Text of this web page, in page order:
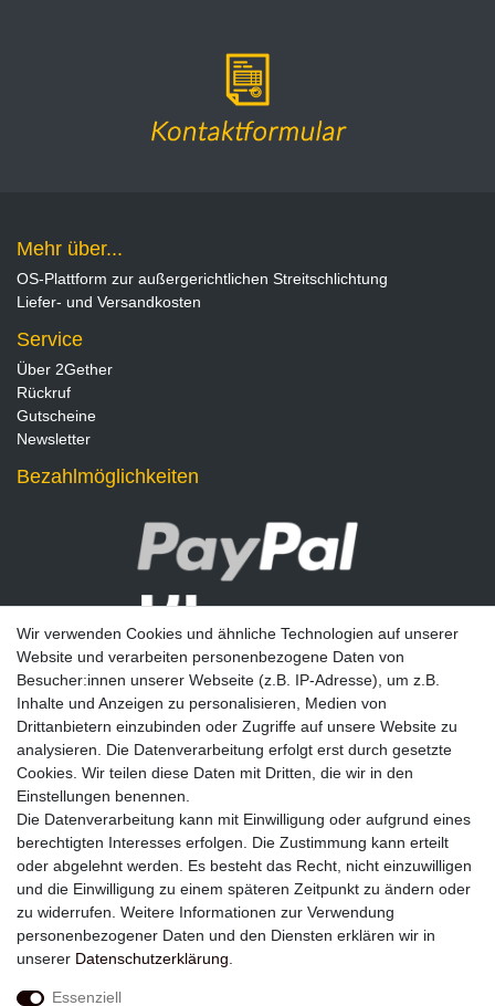
Mehr über...
OS-Plattform zur außergerichtlichen Streitschlichtung
Liefer- und Versandkosten
Service
Über 2Gether
Rückruf
Gutscheine
Newsletter
Bezahlmöglichkeiten
Newsletter
E-MAIL **
Hiermit bestätige ich, dass ich dieDaten­schutz­erklärung
gelesen habe. Meine
Einwilligung kann ich jederzeit widerrufen.**
Abonnieren
Wir verwenden Cookies und ähnliche Technologien auf unserer
Website und verarbeiten personenbezogene Daten von
Besucher:innen unserer Webseite (z.B. IP-Adresse), um z.B.
Inhalte und Anzeigen zu personalisieren, Medien von
Drittanbietern einzubinden oder Zugriffe auf unsere Website zu
analysieren. Die Datenverarbeitung erfolgt erst durch gesetzte
Cookies. Wir teilen diese Daten mit Dritten, die wir in den
Einstellungen benennen.
Die Datenverarbeitung kann mit Einwilligung oder aufgrund eines
berechtigten Interesses erfolgen. Die Zustimmung kann erteilt
oder abgelehnt werden. Es besteht das Recht, nicht einzuwilligen
und die Einwilligung zu einem späteren Zeitpunkt zu ändern oder
zu widerrufen. Weitere Informationen zur Verwendung
personenbezogener Daten und den Diensten erklären wir in
unserer Daten­schutz­erklärung
Essenziell